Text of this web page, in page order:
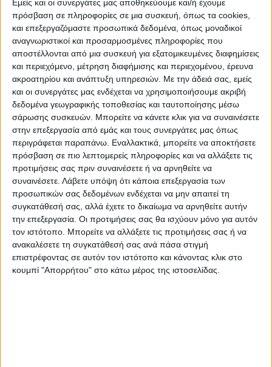
Εμείς και οι συνεργάτες μας αποθηκεύουμε και/ή έχουμε
πρόσβαση σε πληροφορίες σε μια συσκευή, όπως τα cookies,
και επεξεργαζόμαστε προσωπικά δεδομένα, όπως μοναδικοί
αναγνωριστικοί και προσαρμοσμένες πληροφορίες που
αποστέλλονται από μια συσκευή για εξατομικευμένες διαφημίσεις
και περιεχόμενο, μέτρηση διαφήμισης και περιεχομένου, έρευνα
ακροατηρίου και ανάπτυξη υπηρεσιών. Με την άδειά σας, εμείς
και οι συνεργάτες μας ενδέχεται να χρησιμοποιήσουμε ακριβή
δεδομένα γεωγραφικής τοποθεσίας και ταυτοποίησης μέσω
σάρωσης συσκευών. Μπορείτε να κάνετε κλικ για να συναινέσετε
στην επεξεργασία από εμάς και τους συνεργάτες μας όπως
περιγράφεται παραπάνω. Εναλλακτικά, μπορείτε να αποκτήσετε
πρόσβαση σε πιο λεπτομερείς πληροφορίες και να αλλάξετε τις
προτιμήσεις σας πριν συναινέσετε ή να αρνηθείτε να
συναινέσετε. Λάβετε υπόψη ότι κάποια επεξεργασία των
προσωπικών σας δεδομένων ενδέχεται να μην απαιτεί τη
συγκατάθεσή σας, αλλά έχετε το δικαίωμα να αρνηθείτε αυτήν
την επεξεργασία. Οι προτιμήσεις σας θα ισχύουν μόνο για αυτόν
τον ιστότοπο. Μπορείτε να αλλάξετε τις προτιμήσεις σας ή να
ανακαλέσετε τη συγκατάθεσή σας ανά πάσα στιγμή
επιστρέφοντας σε αυτόν τον ιστότοπο και κάνοντας κλικ στο
κουμπί "Απορρήτου" στο κάτω μέρος της ιστοσελίδας.
εμφανιζόταν σε μαγαζιά. Μάλιστα αύριο
Σάββατο θα εμφανιζόταν σε ελληνική
βραδιά στην πόλη Πφόρτσχαϊμ.
Πώς έγινε το δυστύχημα
Σύμφωνα με πληροφορίες που συνέλεξε ο
«Νέος Αγών» από μέσα ενημέρωσης της
περιοχής, το μεσημέρι της Δευτέρας ο
Μέγας Πυργιώτης κινούνταν με το
αυτοκίνητό του πάνω στον
αυτοκινητόδρομο Α6. Ένας 78χρονος όμως
μπήκε ανάποδα με το αυτοκίνητό του στον
αυτοκινητόδρομο με αποτέλεσμα να
συγκρουστεί με το αυτοκίνητο που
οδηγούσε ο άτυχος 45χρονος.